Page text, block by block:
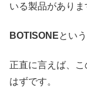
いる製品がありま
BOTISONEとい
正直に言えば、
はずです。